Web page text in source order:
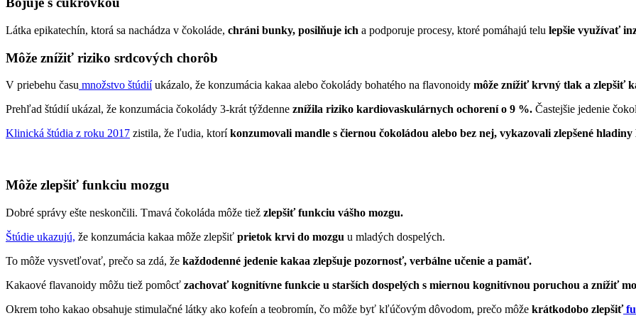
Látka epikatechín, ktorá sa nachádza v čokoláde, chráni bunky, posilňuje ich a podporuje procesy, ktoré pomáhajú telu lepšie využívať
Môže znížiť riziko srdcových chorôb
V priebehu času množstvo štúdiíukázalo, že konzumácia kakaa alebo čokolády bohatého na flavonoidy môže znížiť krvný tlak a zlepšiť
Prehľad štúdií ukázal, že konzumácia čokolády 3-krát týždenne znížila riziko kardiovaskulárnych ochorení o 9 %. Častejšie jedenie
Klinická štúdia z roku 2017 zistila, že ľudia, ktoríkonzumovali mandle s čiernou čokoládou alebo bez nej, vykazovali zlepšené
Môže zlepšiť funkciu mozgu
Dobré správy ešte neskončili. Tmavá čokoláda môže tiež zlepšiť funkciu vášho mozgu.
Štúdie ukazujú, že konzumácia kakaa môže zlepšiť prietok krvi do mozgu u mladých dospelých.
To môže vysvetľovať, prečo sa zdá, že každodenné jedenie kakaa zlepšuje pozornosť, verbálne učenie a pamäť.
Kakaové flavanoidy môžu tiež pomôcť zachovať kognitívne funkcie u starších dospelých s miernou kognitívnou poruchou a znížiť
Okrem toho kakao obsahuje stimulačné látky ako kofeín a teobromín, čo môže byť kľúčovým dôvodom, prečo môže krátkodobo zlepšiť